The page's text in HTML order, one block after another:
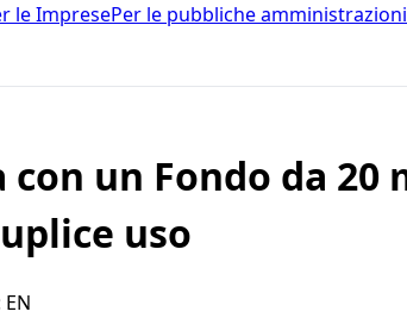
le ImpresePer le pubbliche amministrazioni
con un Fondo da
uso
EN